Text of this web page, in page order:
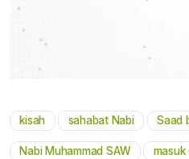
kisah sahabat Nabi Saad
Nabi Muhammad SAW masuk